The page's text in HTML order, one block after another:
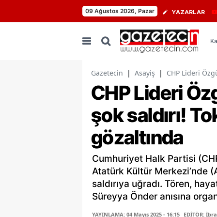
09 Ağustos 2026, Pazar YAZARLAR
Gazetecin | Asayiş | CHP Lideri
CHP Lideri
şok saldırı!
gözaltında
Cumhuriyet Halk Partisi
Atatürk Kültür Merkezi’nde
saldırıya uğradı. Tören,
Süreyya Önder anısına
YAYINLAMA: 04 Mayıs 2025 - 16:15 EDİTÖR: